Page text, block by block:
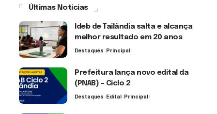
Últimas Notícias
Ideb de Tailândia salta e alcança
melhor resultado em 20 anos
Destaques Principal
Prefeitura lança novo edital da
(PNAB) – Ciclo 2
Destaques Edital Principal